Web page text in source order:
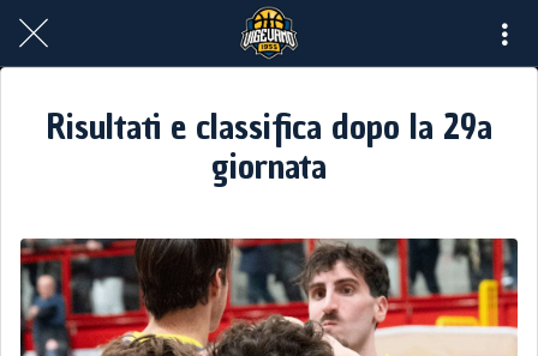
Risultati e classifica dopo la 29a
giornata